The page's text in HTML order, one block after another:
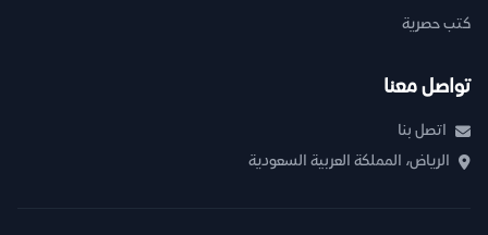
كتب حصرية
تواصل معنا
اتصل بنا
الرياض، المملكة العربية السعودية